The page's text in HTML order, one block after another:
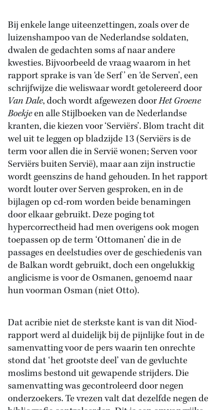
Bij enkele lange uiteenzettingen, zoals over de
luizenshampoo van de Nederlandse soldaten,
dwalen de gedachten soms af naar andere
kwesties. Bijvoorbeeld de vraag waarom in het
rapport sprake is van ‘de Serf’ en ‘de Serven’, een
schrijfwijze die weliswaar wordt getolereerd door
Van Dale, doch wordt afgewezen doorHet Groene
Boekjeen alle Stijlboeken van de Nederlandse
kranten, die kiezen voor ‘Serviërs’. Blom tracht dit
wel uit te leggen op bladzijde 13 (Serviërs is de
term voor allen die in Servië wonen; Serven voor
Serviërs buiten Servië), maar aan zijn instructie
wordt geenszins de hand gehouden. In het rapport
wordt louter over Serven gesproken, en in de
bijlagen op cd-rom worden beide benamingen
door elkaar gebruikt. Deze poging tot
hypercorrectheid had men overigens ook mogen
toepassen op de term ‘Ottomanen’ die in de
passages en deelstudies over de geschiedenis van
de Balkan wordt gebruikt, doch een ongelukkig
anglicisme is voor de Osmanen, genoemd naar
hun voorman Osman (niet Otto).
Dat acribie niet de sterkste kant is van dit Niod-
rapport werd al duidelijk bij de pijnlijke fout in de
samenvatting voor de pers waarin ten onrechte
stond dat ‘het grootste deel’ van de gevluchte
moslims bestond uit gewapende strijders. Die
samenvatting was gecontroleerd door negen
onderzoekers. Te vrezen valt dat dezelfde negen de